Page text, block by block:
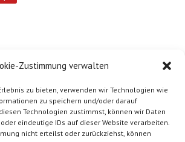
Zustimmung verwalten
zu bieten, verwenden wir Technologien wie
zu speichern und/oder darauf
Technologien zustimmst, können wir Daten
eindeutige IDs auf dieser Website verarbeiten.
nicht erteilst oder zurückziehst, können